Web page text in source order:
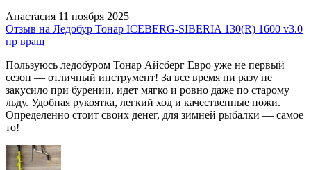
Анастасия 11 ноября 2025
Отзыв на Ледобур Тонар ICEBERG-SIBERIA 130(R) 1600 v3.0
пр вращ
Пользуюсь ледобуром Тонар Айсберг Евро уже не первый
сезон — отличный инструмент! За все время ни разу не
закусило при бурении, идет мягко и ровно даже по старому
льду. Удобная рукоятка, легкий ход и качественные ножи.
Определенно стоит своих денег, для зимней рыбалки — самое
то!